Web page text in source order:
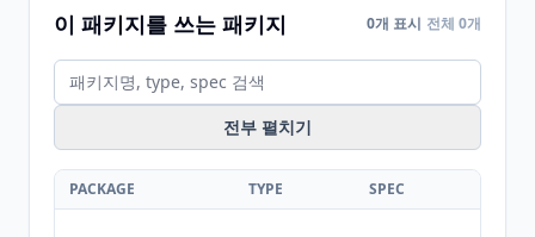
이 패키지를 쓰는 패키지 0개 표시 전체 0개
전부 펼치기
PACKAGE TYPE SPEC